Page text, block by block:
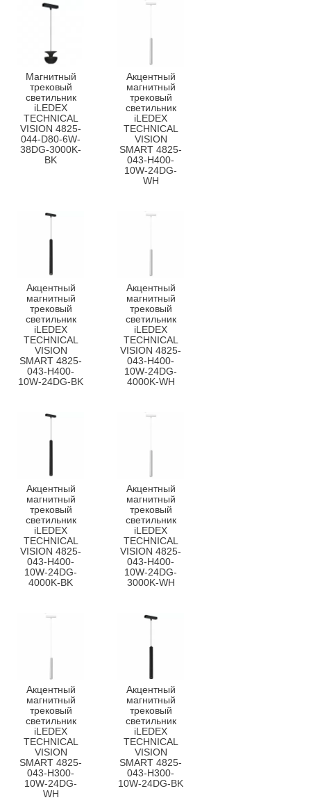
Магнитный
трековый
светильник
iLEDEX
TECHNICAL
VISION 4825-
044-D80-6W-
38DG-3000K-
BK
Акцентный
магнитный
трековый
светильник
iLEDEX
TECHNICAL
VISION
SMART 4825-
043-H400-
10W-24DG-
WH
Акцентный
магнитный
трековый
светильник
iLEDEX
TECHNICAL
VISION
SMART 4825-
043-H400-
10W-24DG-BK
Акцентный
магнитный
трековый
светильник
iLEDEX
TECHNICAL
VISION 4825-
043-H400-
10W-24DG-
4000K-WH
Акцентный
магнитный
трековый
светильник
iLEDEX
TECHNICAL
VISION 4825-
043-H400-
10W-24DG-
4000K-BK
Акцентный
магнитный
трековый
светильник
iLEDEX
TECHNICAL
VISION 4825-
043-H400-
10W-24DG-
3000K-WH
Акцентный
магнитный
трековый
светильник
iLEDEX
TECHNICAL
VISION
SMART 4825-
043-H300-
10W-24DG-
WH
Акцентный
магнитный
трековый
светильник
iLEDEX
TECHNICAL
VISION
SMART 4825-
043-H300-
10W-24DG-BK